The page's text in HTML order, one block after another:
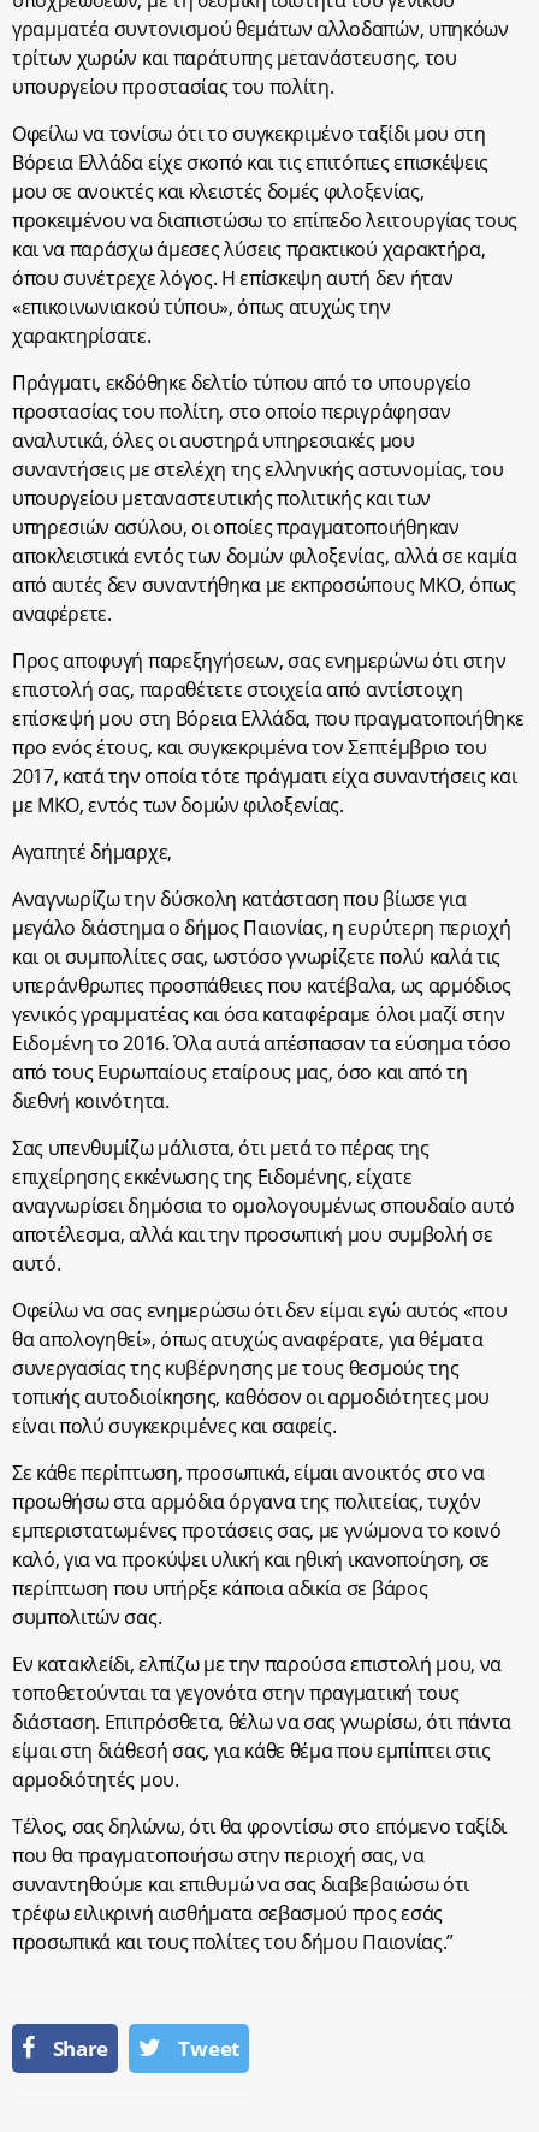
γραμματέα συντονισμού θεμάτων αλλοδαπών, υπηκόων
τρίτων χωρών και παράτυπης μετανάστευσης, του
υπουργείου προστασίας του πολίτη.
Οφείλω να τονίσω ότι το συγκεκριμένο ταξίδι μου στη
Βόρεια Ελλάδα είχε σκοπό και τις επιτόπιες επισκέψεις
μου σε ανοικτές και κλειστές δομές φιλοξενίας,
προκειμένου να διαπιστώσω το επίπεδο λειτουργίας τους
και να παράσχω άμεσες λύσεις πρακτικού χαρακτήρα,
όπου συνέτρεχε λόγος. Η επίσκεψη αυτή δεν ήταν
«επικοινωνιακού τύπου», όπως ατυχώς την
χαρακτηρίσατε.
Πράγματι, εκδόθηκε δελτίο τύπου από το υπουργείο
προστασίας του πολίτη, στο οποίο περιγράφησαν
αναλυτικά, όλες οι αυστηρά υπηρεσιακές μου
συναντήσεις με στελέχη της ελληνικής αστυνομίας, του
υπουργείου μεταναστευτικής πολιτικής και των
υπηρεσιών ασύλου, οι οποίες πραγματοποιήθηκαν
αποκλειστικά εντός των δομών φιλοξενίας, αλλά σε καμία
από αυτές δεν συναντήθηκα με εκπροσώπους ΜΚΟ, όπως
αναφέρετε.
Προς αποφυγή παρεξηγήσεων, σας ενημερώνω ότι στην
επιστολή σας, παραθέτετε στοιχεία από αντίστοιχη
επίσκεψή μου στη Βόρεια Ελλάδα, που πραγματοποιήθηκε
προ ενός έτους, και συγκεκριμένα τον Σεπτέμβριο του
2017, κατά την οποία τότε πράγματι είχα συναντήσεις και
με ΜΚΟ, εντός των δομών φιλοξενίας.
Αγαπητέ δήμαρχε,
Αναγνωρίζω την δύσκολη κατάσταση που βίωσε για
μεγάλο διάστημα ο δήμος Παιονίας, η ευρύτερη περιοχή
και οι συμπολίτες σας, ωστόσο γνωρίζετε πολύ καλά τις
υπεράνθρωπες προσπάθειες που κατέβαλα, ως αρμόδιος
γενικός γραμματέας και όσα καταφέραμε όλοι μαζί στην
Ειδομένη το 2016. Όλα αυτά απέσπασαν τα εύσημα τόσο
από τους Ευρωπαίους εταίρους μας, όσο και από τη
διεθνή κοινότητα.
Σας υπενθυμίζω μάλιστα, ότι μετά το πέρας της
επιχείρησης εκκένωσης της Ειδομένης, είχατε
αναγνωρίσει δημόσια το ομολογουμένως σπουδαίο αυτό
αποτέλεσμα, αλλά και την προσωπική μου συμβολή σε
αυτό.
Οφείλω να σας ενημερώσω ότι δεν είμαι εγώ αυτός «που
θα απολογηθεί», όπως ατυχώς αναφέρατε, για θέματα
συνεργασίας της κυβέρνησης με τους θεσμούς της
τοπικής αυτοδιοίκησης, καθόσον οι αρμοδιότητες μου
είναι πολύ συγκεκριμένες και σαφείς.
Σε κάθε περίπτωση, προσωπικά, είμαι ανοικτός στο να
προωθήσω στα αρμόδια όργανα της πολιτείας, τυχόν
εμπεριστατωμένες προτάσεις σας, με γνώμονα το κοινό
καλό, για να προκύψει υλική και ηθική ικανοποίηση, σε
περίπτωση που υπήρξε κάποια αδικία σε βάρος
συμπολιτών σας.
Εν κατακλείδι, ελπίζω με την παρούσα επιστολή μου, να
τοποθετούνται τα γεγονότα στην πραγματική τους
διάσταση. Επιπρόσθετα, θέλω να σας γνωρίσω, ότι πάντα
είμαι στη διάθεσή σας, για κάθε θέμα που εμπίπτει στις
αρμοδιότητές μου.
Τέλος, σας δηλώνω, ότι θα φροντίσω στο επόμενο ταξίδι
που θα πραγματοποιήσω στην περιοχή σας, να
συναντηθούμε και επιθυμώ να σας διαβεβαιώσω ότι
τρέφω ειλικρινή αισθήματα σεβασμού προς εσάς
προσωπικά και τους πολίτες του δήμου Παιονίας.”
Share Tweet